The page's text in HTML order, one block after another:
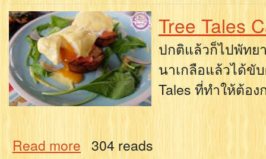
Tree Tales
ปกติแล้วก็ไปพัทย
นาเกลือแล้วได้ขั
Tales ที่ทำให้ต้อ
Read more 304 reads